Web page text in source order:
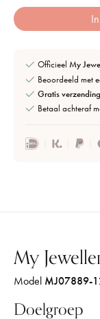
Officieel My
Beoordeeld met
Gratis verzending
Betaal achteraf
My
Model MJ07889-
Doelgroep